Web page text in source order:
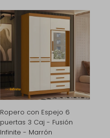
Ropero con Espejo 6
puertas 3 Caj - Fusión
Infinite - Marrón